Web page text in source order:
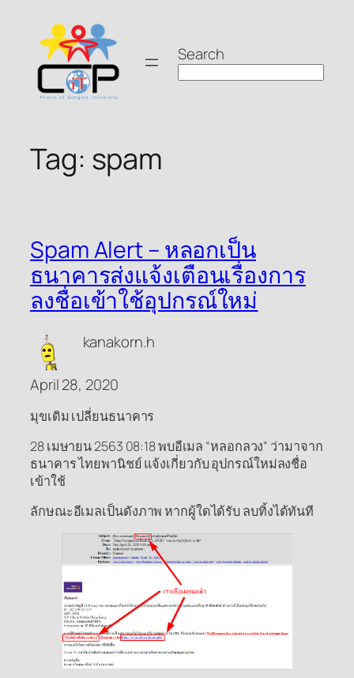
content
Search
Tag: spam
Spam Alert – หลอกเป็น
ธนาคารส่งแจ้งเตือนเรื่องการ
ลงชื่อเข้าใช้อุปกรณ์ใหม่
kanakorn.h
April 28, 2020
มุขเดิม เปลี่ยนธนาคาร
28 เมษายน 2563 08:18 พบอีเมล “หลอกลวง” ว่ามาจาก
ธนาคาร ไทยพานิชย์ แจ้งเกี่ยวกับ อุปกรณ์ใหม่ลงชื่อ
เข้าใช้
ลักษณะอีเมลเป็นดังภาพ หากผู้ใดได้รับ ลบทิ้งได้ทันที